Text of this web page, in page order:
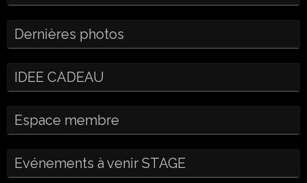
Dernières photos
IDEE CADEAU
Espace membre
Evénements à venir STAGE